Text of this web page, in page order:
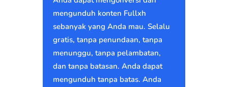
mengunduh konten Fullxh
sebanyak yang Anda mau. Selalu
gratis, tanpa penundaan, tanpa
menunggu, tanpa pelambatan,
dan tanpa batasan. Anda dapat
mengunduh tanpa batas. Anda